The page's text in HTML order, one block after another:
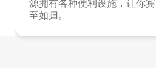
源拥有各种便利设施，让你宾
至如归。